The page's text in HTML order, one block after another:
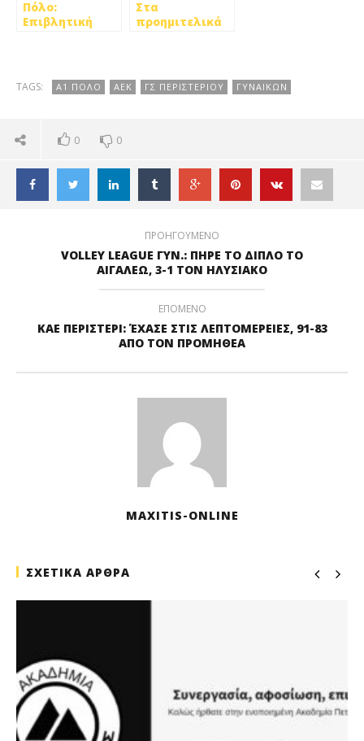
Πόλο:
Επιβλητική
Στα
προημιτελικά
ΓΣ Περιστερίου!
TAGS: Α1 ΠΟΛΟ ΑΕΚ ΓΣ ΠΕΡΙΣΤΕΡΙΟΥ ΓΥΝΑΙΚΩΝ
0 0
ΠΡΟΗΓΟΥΜΕΝΟ
VOLLEY LEAGUE ΓΥΝ.: ΠΗΡΕ ΤΟ ΔΙΠΛΟ ΤΟ
ΑΙΓΑΛΕΩ, 3-1 ΤΟΝ ΗΛΥΣΙΑΚΟ
ΕΠΟΜΕΝΟ
ΚΑΕ ΠΕΡΙΣΤΕΡΙ: ΈΧΑΣΕ ΣΤΙΣ ΛΕΠΤΟΜΕΡΕΙΕΣ, 91-83
ΑΠΟ ΤΟΝ ΠΡΟΜΗΘΕΑ
MAXITIS-ONLINE
ΣΧΕΤΙΚΑ ΑΡΘΡΑ